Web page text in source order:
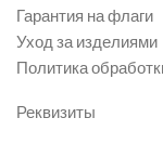
Гарантия на флаги
Уход за изделиями
Политика
Реквизиты